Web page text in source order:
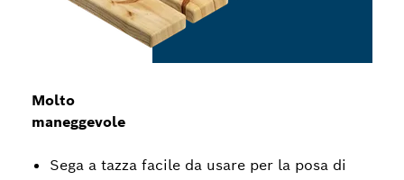
Molto
maneggevole
Sega a tazza facile da usare per la posa di